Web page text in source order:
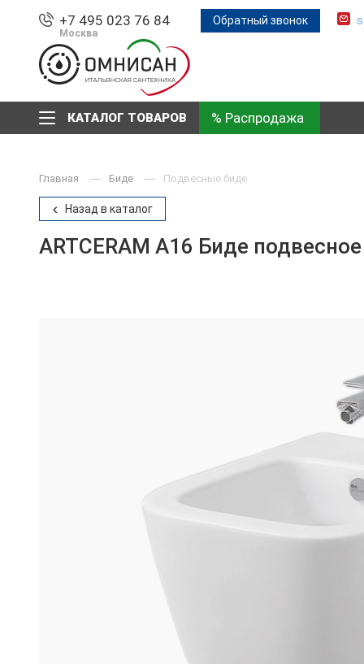
+7 495 023 76 84
Москва
Обратный звонок
КАТАЛОГ ТОВАРОВ % Распродажа
Главная Биде Подвесные биде
Назад в каталог
ARTCERAM A16 Биде